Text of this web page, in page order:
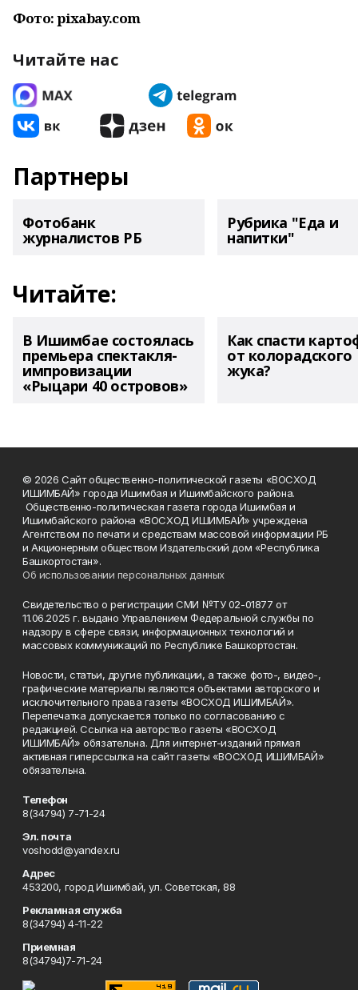
Фото: pixabay.com
Читайте нас
Партнеры
Фотобанк
журналистов РБ
Рубрика "Еда и
напитки"
Читайте:
В Ишимбае состоялась
премьера спектакля-
импровизации
«Рыцари 40 островов»
Как спасти
от колорадского
жука?
© 2026 Сайт общественно-политической газеты «ВОСХОД
ИШИМБАЙ» города Ишимбая и Ишимбайского района.
Общественно-политическая газета города Ишимбая и
Ишимбайского района «ВОСХОД ИШИМБАЙ» учреждена
Агентством по печати и средствам массовой информации РБ
и Акционерным обществом Издательский дом «Республика
Башкортостан».
Об использовании персональных данных
Свидетельство о регистрации СМИ №ТУ 02-01877 от
11.06.2025 г. выдано Управлением Федеральной службы по
надзору в сфере связи, информационных технологий и
массовых коммуникаций по Республике Башкортостан.
Новости, статьи, другие публикации, а также фото-, видео-,
графические материалы являются объектами авторского и
исключительного права газеты «ВОСХОД ИШИМБАЙ».
Перепечатка допускается только по согласованию с
редакцией. Ссылка на авторство газеты «ВОСХОД
ИШИМБАЙ» обязательна. Для интернет-изданий прямая
активная гиперссылка на сайт газеты «ВОСХОД ИШИМБАЙ»
обязательна.
Телефон
8(34794) 7-71-24
Эл. почта
voshodd@yandex.ru
Адрес
453200, город Ишимбай, ул. Советская, 88
Рекламная служба
8(34794) 4-11-22
Приемная
8(34794)7-71-24